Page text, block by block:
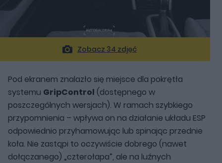
Zobacz 34 zdjęć
Pod ekranem znalazło się miejsce dla pokrętła
systemu GripControl (dostępnego w
poszczególnych wersjach). W ramach szybkiego
przypomnienia – wpływa on na działanie układu ESP
odpowiednio przyhamowując lub spinając przednie
koła. Nie zastąpi to oczywiście dobrego (nawet
dołączanego) „czterołapa”, ale na luźnych